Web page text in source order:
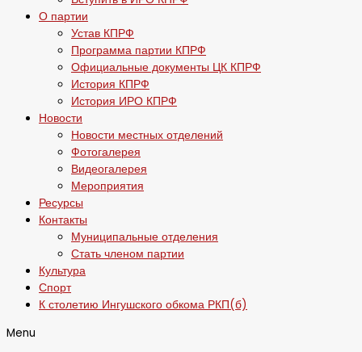
О партии
Устав КПРФ
Программа партии КПРФ
Официальные документы ЦК КПРФ
История КПРФ
История ИРО КПРФ
Новости
Новости местных отделений
Фотогалерея
Видеогалерея
Мероприятия
Ресурсы
Контакты
Муниципальные отделения
Стать членом партии
Культура
Спорт
К столетию Ингушского обкома РКП(б)
Menu